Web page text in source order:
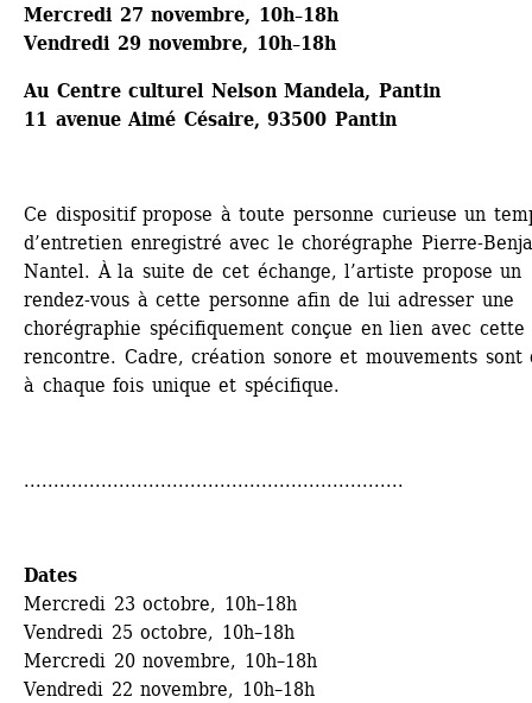
Mercredi 27 novembre, 10h–18h
Vendredi 29 novembre, 10h–18h
Au Centre culturel Nelson Mandela, Pantin
11 avenue Aimé Césaire, 93500 Pantin
Ce dispositif propose à toute personne curieuse un
d’entretien enregistré avec le chorégraphe Pierre-
Nantel. À la suite de cet échange, l’artiste propose un
rendez-vous à cette personne afin de lui adresser une
chorégraphie spécifiquement conçue en lien avec cette
rencontre. Cadre, création sonore et mouvements sont
à chaque fois unique et spécifique.
................................................................
Dates
Mercredi 23 octobre, 10h–18h
Vendredi 25 octobre, 10h–18h
Mercredi 20 novembre, 10h–18h
Vendredi 22 novembre, 10h–18h